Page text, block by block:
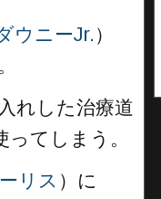
ウニーJr. ）
れした治療道
てしまう。
リス ）に